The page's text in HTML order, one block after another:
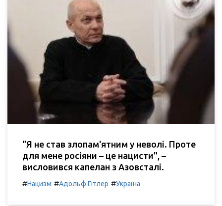
"Я не став злопам'ятним у неволі. Проте
для мене росіяни – це нацисти", –
висловився капелан з Азовсталі.
#Нацизм #Адольф Гітлер #Україна